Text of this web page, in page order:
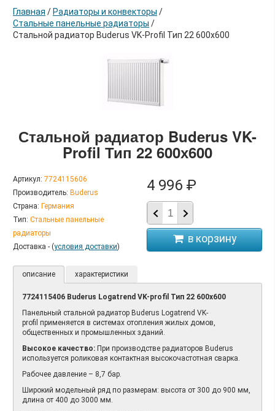
Главная / Радиаторы и конвекторы /
Стальные панельные радиаторы /
Стальной радиатор Buderus VK-Profil Тип 22 600х600
Стальной радиатор Buderus VK-
Profil Тип 22 600х600
Артикул: 7724115606
Производитель: Buderus
Страна: Германия
Тип: Стальные панельные
радиаторы
Доставка - (условия доставки)
4 996 ₽
описание характеристики
7724115406 Buderus Logatrend VK-profil Тип 22 600х600
Панельный стальной радиатор Buderus Logatrend VK-
profil применяется в системах отопления жилых домов,
общественных и промышленных зданий.
Высокое качество: При производстве радиаторов Buderus
используется роликовая контактная высокочастотная сварка.
Рабочее давление – 8,7 бар.
Широкий модельный ряд по размерам: высота от 300 до 900 мм,
длина от 400 до 3000 мм.